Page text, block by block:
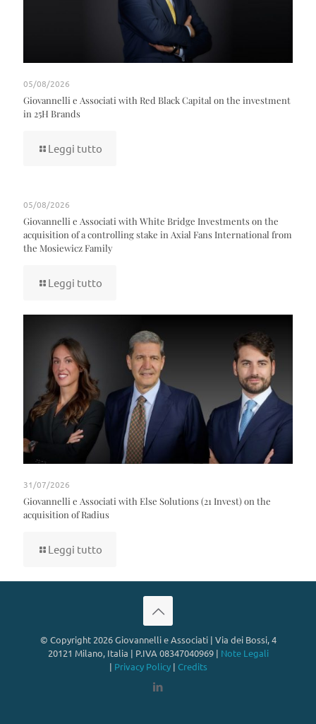
05/08/2026
Giovannelli e Associati with Red Black Capital on the investment
in 25H Brands
Leggi tutto
05/08/2026
Giovannelli e Associati with White Bridge Investments on the
acquisition of a controlling stake in Axial Fans International from
the Mosiewicz Family
Leggi tutto
31/07/2026
Giovannelli e Associati with Else Solutions (21 Invest) on the
acquisition of Radius
Leggi tutto
© Copyright 2026 Giovannelli e Associati | Via dei Bossi, 4
20121 Milano, Italia | P.IVA 08347040969 | Note Legali
| Privacy Policy| Credits